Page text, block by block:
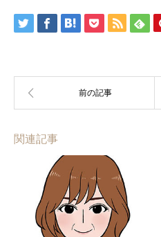
関連記事